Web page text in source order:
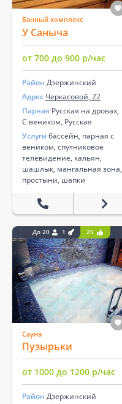
Банный комплекс
У Саныча
от 700 до 900 р/час
Район Дзержинский
Адрес Черкасовой, 22
Парная Русская на дровах,
С веником, Русская
Услуги бассейн, парная с
веником, спутниковое
телевидение, кальян,
шашлык, мангальная зона,
простыни, шапки
До 20 1 25
Сауна
Пузырьки
от 1000 до 1200 р/час
Район Дзержинский